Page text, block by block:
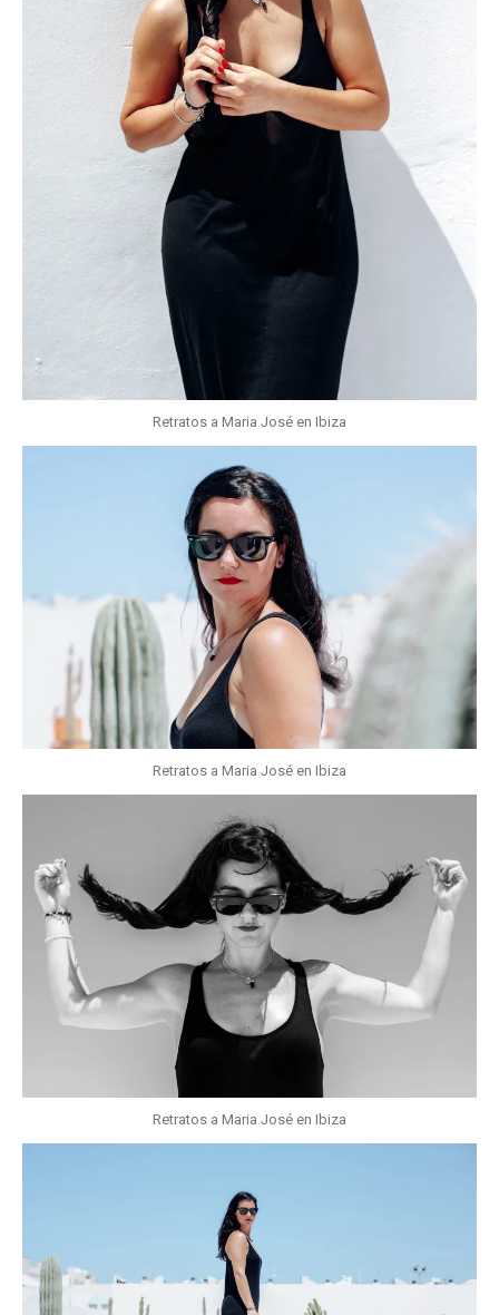
Retratos a Maria José en Ibiza
Retratos a Maria José en Ibiza
Retratos a Maria José en Ibiza